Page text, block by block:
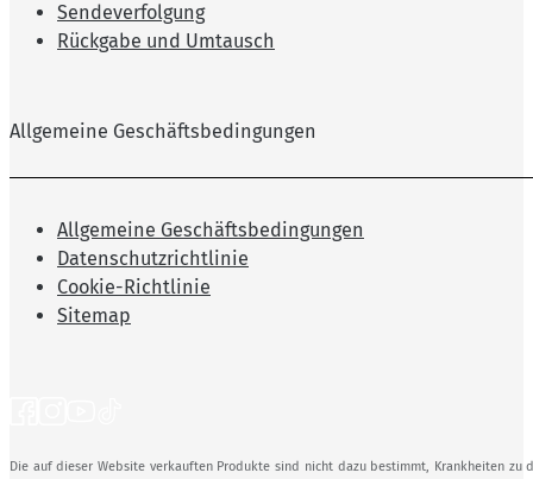
Sendeverfolgung
Rückgabe und Umtausch
Allgemeine Geschäftsbedingungen
Allgemeine Geschäftsbedingungen
Datenschutzrichtlinie
Cookie-Richtlinie
Sitemap
Die auf dieser Website verkauften Produkte sind nicht dazu bestimmt, Krankheiten zu